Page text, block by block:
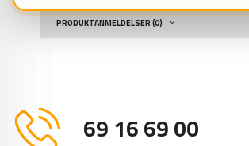
PRODUKTANMELDELSER (0)
69 16 69 00